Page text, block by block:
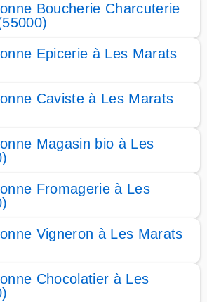
Boucherie Charcuterie
Epicerie à Les Marats
Caviste à Les Marats
Magasin bio à Les
Fromagerie à Les
Vigneron à Les Marats
Chocolatier à Les